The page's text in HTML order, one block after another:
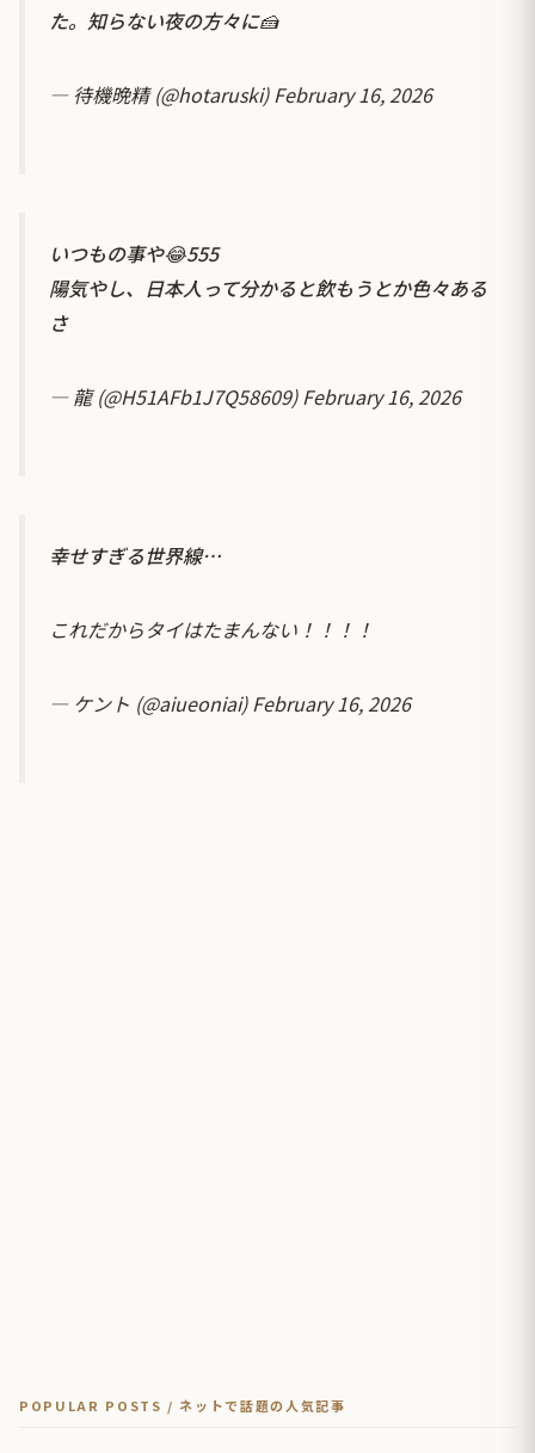
た。知らない夜の方々に🍰
— 待機晩精 (@hotaruski)February 16, 2026
いつもの事や😂555
陽気やし、日本人って分かると飲もうとか色々ある
さ
— 龍 (@H51AFb1J7Q58609)February 16, 2026
幸せすぎる世界線…
これだからタイはたまんない！！！！
— ケント (@aiueoniai)February 16, 2026
POPULAR POSTS / ネットで話題の人気記事